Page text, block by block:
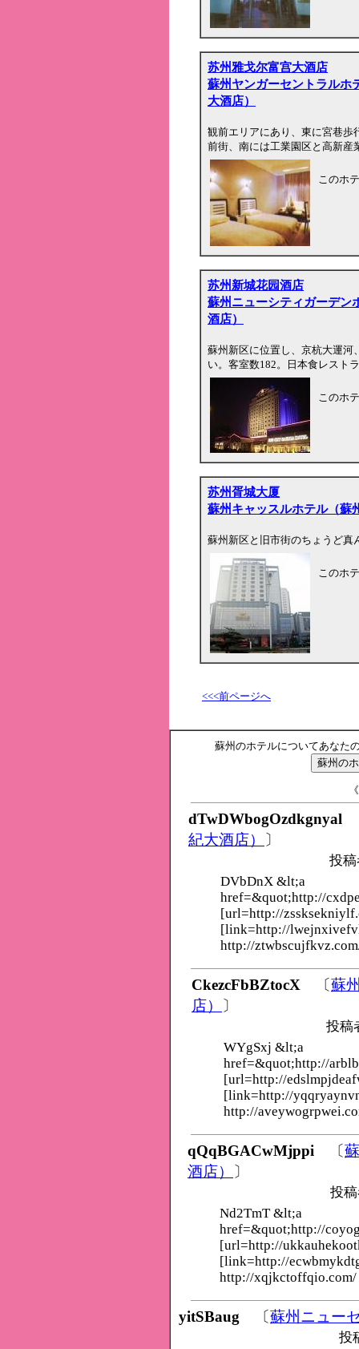
苏州雅戈尔富宫大酒店
蘇州ヤンガーセントラルホ
大酒店）
観前エリアにあり、東に宮巷歩
前街、南には工業園区と高新産
このホ
苏州新城花园酒店
蘇州ニューシティガーデン
酒店）
蘇州新区に位置し、京杭大運河
い。客室数182。日本食レスト
このホ
苏州胥城大厦
蘇州キャッスルホテル（蘇
蘇州新区と旧市街のちょうど真
このホ
<<<前ページへ
蘇州のホテルについてあなた
dTwDWbogOzdkgnyal
紀大酒店） 〕
投
DVbDnX &lt;a
href=&quot;http://
[url=http://
[link=http://
http://
CkezcFbBZtocX 〔蘇
店） 〕
投稿
WYgSxj &lt;a
href=&quot;http://
[url=http://
[link=http://
http://
qQqBGACwMjppi 〔
酒店） 〕
投
Nd2TmT &lt;a
href=&quot;http://
[url=http://
[link=http://
http://xqjkctoffqio.com/
yitSBaug 〔蘇州ニュー
投